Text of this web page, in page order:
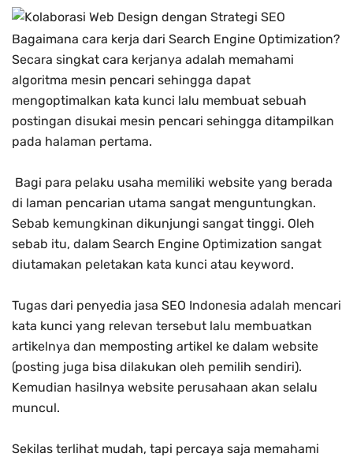
Bagaimana cara kerja dari Search Engine Optimization?
Secara singkat cara kerjanya adalah memahami
algoritma mesin pencari sehingga dapat
mengoptimalkan kata kunci lalu membuat sebuah
postingan disukai mesin pencari sehingga ditampilkan
pada halaman pertama.
Bagi para pelaku usaha memiliki website yang berada
di laman pencarian utama sangat menguntungkan.
Sebab kemungkinan dikunjungi sangat tinggi. Oleh
sebab itu, dalam Search Engine Optimization sangat
diutamakan peletakan kata kunci atau keyword.
Tugas dari penyedia jasa SEO Indonesia adalah mencari
kata kunci yang relevan tersebut lalu membuatkan
artikelnya dan memposting artikel ke dalam website
(posting juga bisa dilakukan oleh pemilih sendiri).
Kemudian hasilnya website perusahaan akan selalu
muncul.
Sekilas terlihat mudah, tapi percaya saja memahami